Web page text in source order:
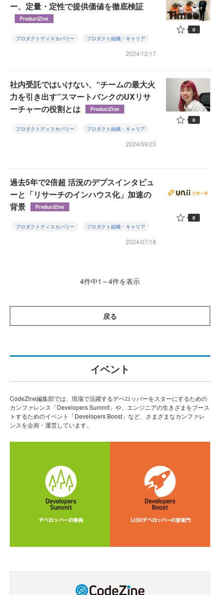
ー、定量・定性で提供価値を徹底検証
ProductZine
プロダクトディスカバリー プロダクト組織・キャリア
2024/12/17
0
社内受託ではいけない、“チームの最大火
力を引き出す”スマートバンクのUXリサ
ーチャーの役割とは
ProductZine
プロダクトディスカバリー プロダクト組織・キャリア
2024/09/23
0
過去5年で2倍超 活況のデプスインタビュ
ーと「リサーチのインハウス化」加速の
背景
ProductZine
プロダクトディスカバリー プロダクト組織・キャリア
2024/07/18
0
4件中1～4件を表示
戻る
イベント
CodeZine編集部では、現場で活躍するデベロッパーをスターにするための
カンファレンス「Developers Summit」や、エンジニアの生きざまをブース
トするためのイベント「Developers Boost」など、さまざまなカンファレ
ンスを企画・運営しています。